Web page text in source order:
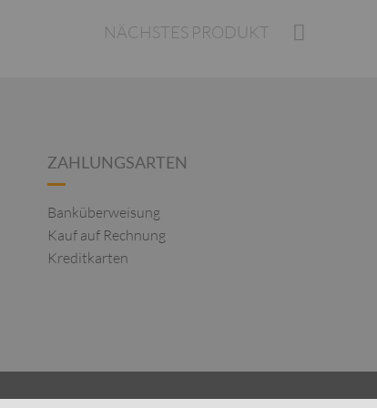
NÄCHSTES PRODUKT
ZAHLUNGSARTEN
Banküberweisung
Kauf auf Rechnung
Kreditkarten